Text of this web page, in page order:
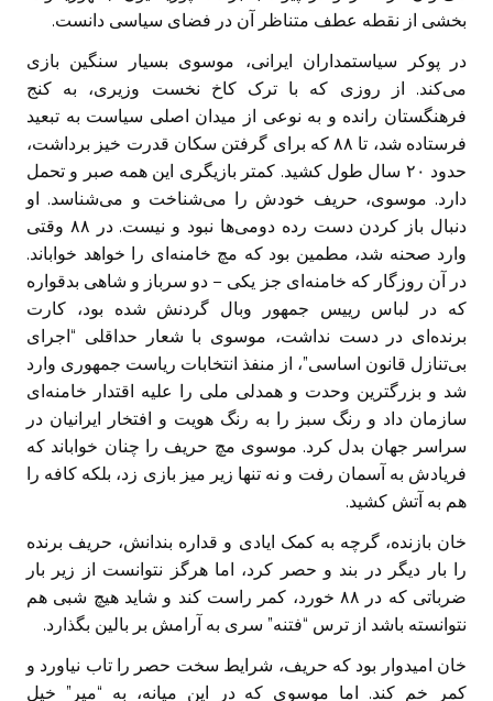
بخشی از نقطه عطف متناظر آن در فضای سیاسی دانست.
در پوکر سیاستمداران ایرانی، موسوی بسیار سنگین بازی
می‌کند. از روزی که با ترک کاخ نخست وزیری، به کنج
فرهنگستان رانده و به نوعی از میدان اصلی سیاست به تبعید
فرستاده شد، تا ۸۸ که برای گرفتن سکان قدرت خیز برداشت،
حدود ۲۰ سال طول کشید. کمتر بازیگری این همه صبر و تحمل
دارد. موسوی، حریف خودش را می‌شناخت و می‌شناسد. او
دنبال باز کردن دست رده دومی‌ها نبود و نیست. در ۸۸ وقتی
وارد صحنه شد، مطمین بود که مچ خامنه‌ای را خواهد خواباند.
در آن روزگار که خامنه‌ای جز یکی – دو سرباز و شاهی بدقواره
که در لباس رییس جمهور وبال گردنش شده بود، کارت
برنده‌ای در دست نداشت، موسوی با شعار حداقلی “اجرای
بی‌تنازل قانون اساسی”، از منفذ انتخابات ریاست جمهوری وارد
شد و بزرگترین وحدت و همدلی ملی را علیه اقتدار خامنه‌ای
سازمان داد و رنگ سبز را به رنگ هویت و افتخار ایرانیان در
سراسر جهان بدل کرد. موسوی مچ حریف را چنان خواباند که
فریادش به آسمان رفت و نه تنها زیر میز بازی زد، بلکه کافه را
هم به آتش کشید.
خان بازنده، گرچه به کمک ایادی و قداره بندانش، حریف برنده
را بار دیگر در بند و حصر کرد، اما هرگز نتوانست از زیر بار
ضرباتی که در ۸۸ خورد، کمر راست کند و شاید هیچ شبی هم
نتوانسته باشد از ترس “فتنه” سری به آرامش بر بالین بگذارد.
خان امیدوار بود که حریف، شرایط سخت حصر را تاب نیاورد و
کمر خم کند. اما موسوی که در این میانه، به “میر” خیل